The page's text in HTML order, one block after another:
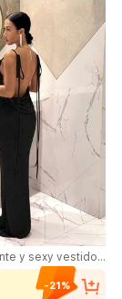
Slaydiva Elegante y sexy vestido largo con tirantes de lazo y espalda descubierta - Vestido envolvente rojo para damas, vestido maxi, vestido de mujer, vestido Y2K, vestido impresionante, vestido negro para mujer
-21%